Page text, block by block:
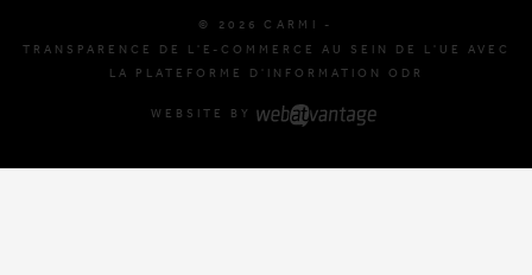
© 2026 CARMI -
TRANSPARENCE DE L'E-COMMERCE AU SEIN DE L'UE AVEC
LA PLATEFORME D'INFORMATION ODR
WEBSITE BY